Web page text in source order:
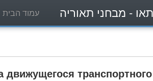
תאו - מבחני תאוריה עמוד הבית
транспортного